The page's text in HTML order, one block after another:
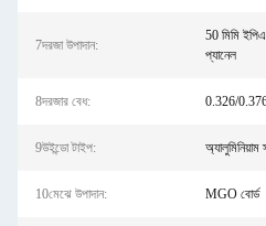
7দরজা উপাদান:
50 মিমি
প্যানেল
8দরজার বেধ: 0.326/
9উইন্ডো টাইপ:
10মেঝে উপাদান: MGO বোর্ড